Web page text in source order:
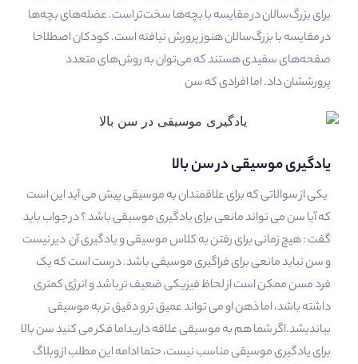
برای بزرگ‌سالان در مقایسه با بچه‌ها سخت‌تر است. عضله‌های بچه‌ها
در مقایسه با بزرگ‌سالان هنوز پرورش نیافته است. کودکان اصطلاحا
صفحه‌های سفیدی هستند که می‌توان به روش‌های متعدد
پرورششان داد. اما افرادی که سن
یادگیری موسیقی در سن بالا
یکی از سوالاتی که برای علاقمندان به موسیقی پیش می آید این است
که آیا سن می تواند مانعی برای یادگیری موسیقی باشد ؟ در جواب باید
گفت : هیچ زمانی برای رفتن به کلاس موسیقی و یادگیری آن دیر نیست
و سن نباید مانعی برای فراگیری موسیقی باشد. درست است که یک
فرد مسن ممکن است از لحاظ فیزیکی ضعیف تر باشد و انرژی کمتری
داشته باشد، اما ذهن او می تواند عمیق تر و دقیق تر به موسیقی
بیاندیشد.اگر شما هم به موسیقی علاقه داریداما فکر می کنید سن بالا
برای یادگیری موسیقی مناسب نیست، حتما ادامه این مطلب از وبلاگ